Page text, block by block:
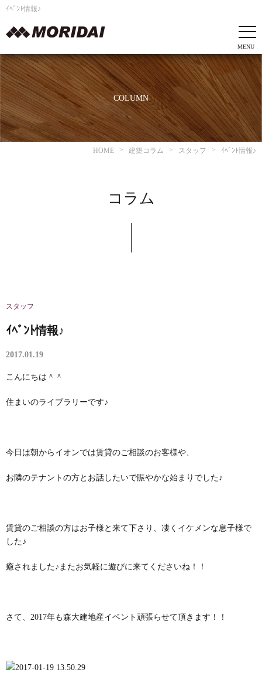
ｲﾍﾞﾝﾄ情報♪
COLUMN
HOME 建築コラム スタッフ ｲﾍﾞﾝﾄ情報♪
コラム
スタッフ
ｲﾍﾞﾝﾄ情報♪
2017.01.19
こんにちは＾＾
住まいのライブラリーです♪
今日は朝からイオンでは賃貸のご相談のお客様や、
お隣のテナントの方とお話したいで賑やかな始まりでした♪
賃貸のご相談の方はお子様と来て下さり、凄くイケメンな息子様で
した♪
癒されました♪またお気軽に遊びに来てくださいね！！
さて、2017年も森大建地産イベント頑張らせて頂きます！！